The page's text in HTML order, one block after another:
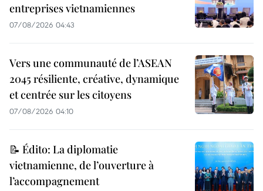
entreprises vietnamiennes
07/08/2026 04:43
Vers une communauté de l’ASEAN
2045 résiliente, créative, dynamique
et centrée sur les citoyens
07/08/2026 04:10
📝 Édito: La diplomatie
vietnamienne, de l’ouverture à
l’accompagnement